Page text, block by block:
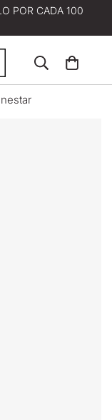
POR CADA 100